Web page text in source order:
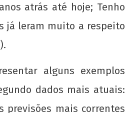
atrás até hoje; Tenho
já leram muito a respeito
alguns exemplos
dados mais atuais:
previsões mais correntes